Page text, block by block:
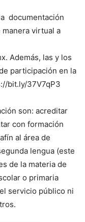
documentación
manera virtual a
Además, las y los
participación en la
bit.ly/37V7qP3
son: acreditar
con formación
al área de
lengua (este
de la materia de
o primaria
servicio público ni